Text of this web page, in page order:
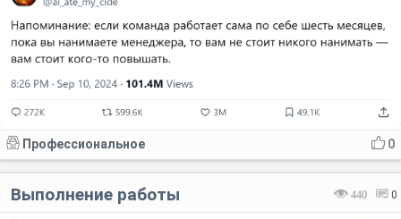
0
Профессиональное
440 0
Выполнение работы